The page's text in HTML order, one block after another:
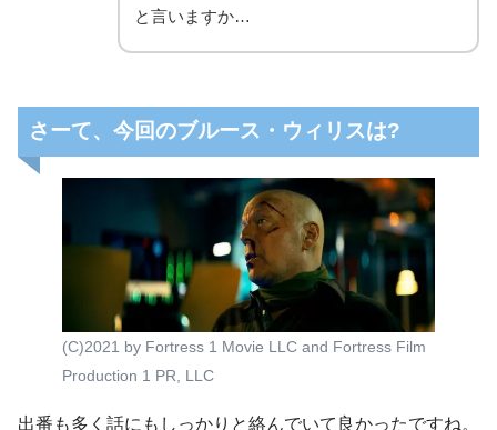
と言いますか…
さーて、今回のブルース・ウィリスは?
(C)2021 by Fortress 1 Movie LLC and Fortress Film
Production 1 PR, LLC
出番も多く話にもしっかりと絡んでいて良かったですね。